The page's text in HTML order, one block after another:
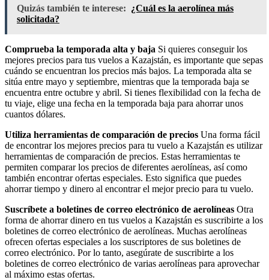
Quizás también te interese: ¿Cuál es la aerolínea más
solicitada?
Comprueba la temporada alta y baja Si quieres conseguir los
mejores precios para tus vuelos a Kazajstán, es importante que sepas
cuándo se encuentran los precios más bajos. La temporada alta se
sitúa entre mayo y septiembre, mientras que la temporada baja se
encuentra entre octubre y abril. Si tienes flexibilidad con la fecha de
tu viaje, elige una fecha en la temporada baja para ahorrar unos
cuantos dólares.
Utiliza herramientas de comparación de precios Una forma fácil
de encontrar los mejores precios para tu vuelo a Kazajstán es utilizar
herramientas de comparación de precios. Estas herramientas te
permiten comparar los precios de diferentes aerolíneas, así como
también encontrar ofertas especiales. Esto significa que puedes
ahorrar tiempo y dinero al encontrar el mejor precio para tu vuelo.
Suscríbete a boletines de correo electrónico de aerolíneas Otra
forma de ahorrar dinero en tus vuelos a Kazajstán es suscribirte a los
boletines de correo electrónico de aerolíneas. Muchas aerolíneas
ofrecen ofertas especiales a los suscriptores de sus boletines de
correo electrónico. Por lo tanto, asegúrate de suscribirte a los
boletines de correo electrónico de varias aerolíneas para aprovechar
al máximo estas ofertas.